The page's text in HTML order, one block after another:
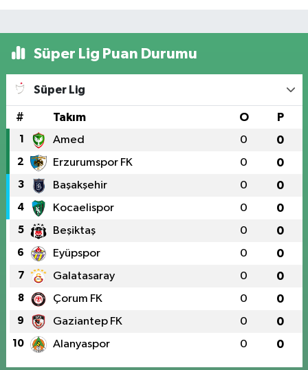
Süper Lig Puan Durumu
Süper Lig
# Takım O P
1 Amed 0 0
2 Erzurumspor FK 0 0
3 Başakşehir 0 0
4 Kocaelispor 0 0
5 Beşiktaş 0 0
6 Eyüpspor 0 0
7 Galatasaray 0 0
8 Çorum FK 0 0
9 Gaziantep FK 0 0
10 Alanyaspor 0 0